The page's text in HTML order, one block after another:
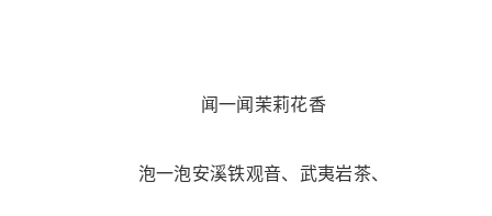
闻一闻茉莉花香
泡一泡安溪铁观音、武夷岩茶、